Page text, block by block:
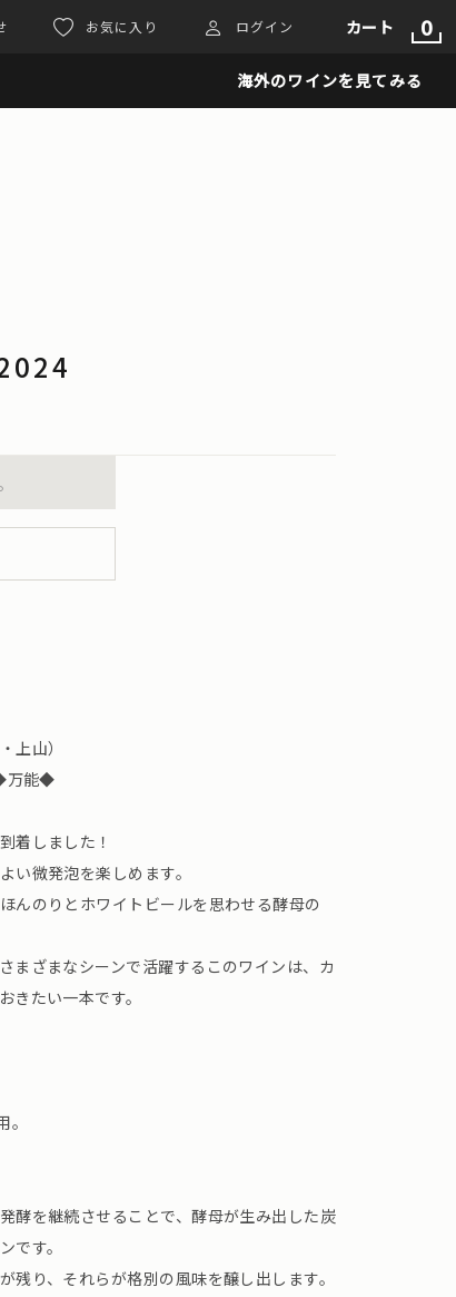
お気に入り ログイン カート 0
海外のワインを見てみる
山）
万能◆
着しました！
い微発泡を楽しめます。
んのりとホワイトビールを思わせる酵母の
まざまなシーンで活躍するこのワインは、カ
きたい一本です。
酵を継続させることで、酵母が生み出した炭
です。
残り、それらが格別の風味を醸し出します。